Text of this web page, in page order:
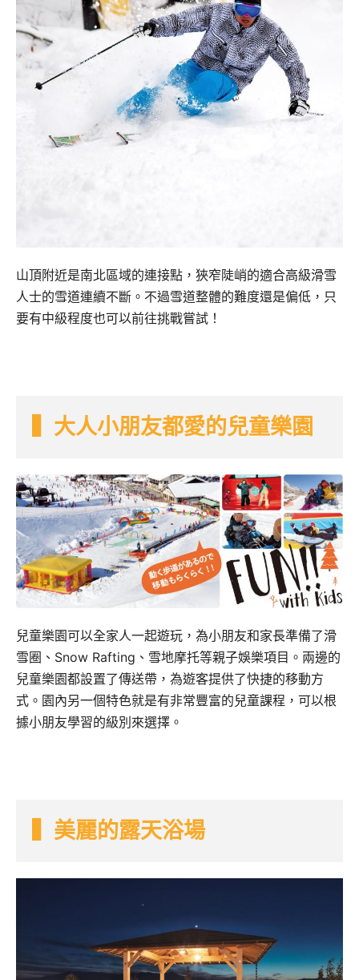
山頂附近是南北區域的連接點，狹窄陡峭的適合高級滑雪
人士的雪道連續不斷。不過雪道整體的難度還是偏低，只
要有中級程度也可以前往挑戰嘗試！
▍大人小朋友都愛的兒童樂園
兒童樂園可以全家人一起遊玩，為小朋友和家長準備了滑
雪圈、Snow Rafting、雪地摩托等親子娛樂項目。兩邊的
兒童樂園都設置了傳送帶，為遊客提供了快捷的移動方
式。園內另一個特色就是有非常豐富的兒童課程，可以根
據小朋友學習的級別來選擇。
▍美麗的露天浴場